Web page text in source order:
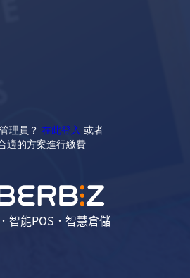
理員？ 在此登入 或者
適的方案進行繳費